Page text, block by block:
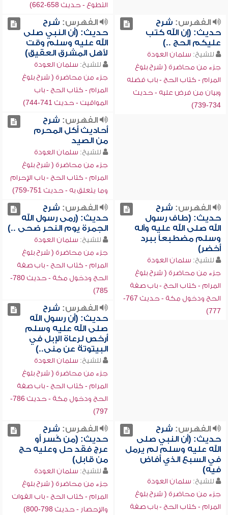
التطوع - حديث 658-662)
الفهرس: شرح
حديث: (إن الله كتب
عليكم الحج ..)
للشيخ: سلمان العودة
جزء من محاضرة ( شرح بلوغ
المرام - كتاب الحج - باب فضله
وبيان من فرض عليه - حديث
734-739)
الفهرس: شرح
حديث: (أن النبي صلى
الله عليه وسلم وقت
لأهل المشرق العقيق)
للشيخ: سلمان العودة
جزء من محاضرة ( شرح بلوغ
المرام - كتاب الحج - باب
المواقيت - حديث 741-744)
الفهرس: شرح
أحاديث أكل المحرم
من الصيد
للشيخ: سلمان العودة
جزء من محاضرة ( شرح بلوغ
المرام - كتاب الحج - باب الإحرام
وما يتعلق به - حديث 751-759)
الفهرس: شرح
حديث: (طاف رسول
الله صلى الله عليه وآله
وسلم مضطبعاً ببرد
أخضر)
للشيخ: سلمان العودة
جزء من محاضرة ( شرح بلوغ
المرام - كتاب الحج - باب صفة
الحج ودخول مكة - حديث 767-
777)
الفهرس: شرح
حديث: (رمى رسول الله
الجمرة يوم النحر ضحى ..)
للشيخ: سلمان العودة
جزء من محاضرة ( شرح بلوغ
المرام - كتاب الحج - باب صفة
الحج ودخول مكة - حديث 780-
785)
الفهرس: شرح
حديث: (أن رسول الله
صلى الله عليه وسلم
أرخص لرعاة الإبل في
البيتوتة عن منى..)
للشيخ: سلمان العودة
جزء من محاضرة ( شرح بلوغ
المرام - كتاب الحج - باب صفة
الحج ودخول مكة - حديث 786-
797)
الفهرس: شرح
حديث: (أن النبي صلى
الله عليه وسلم لم يرمل
في السبع الذي أفاض
فيه)
للشيخ: سلمان العودة
جزء من محاضرة ( شرح بلوغ
المرام - كتاب الحج - باب صفة
الفهرس: شرح
حديث: (من كُسر أو
عرج فقد حل وعليه حج
من قابل)
للشيخ: سلمان العودة
جزء من محاضرة ( شرح بلوغ
المرام - كتاب الحج - باب الفوات
والإحصار - حديث 798-800)